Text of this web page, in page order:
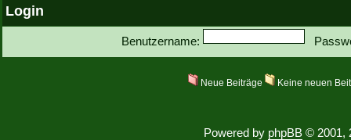
Login
Benutzername:
Neue Beiträge Keine neuen
Powered by phpBB © 2001,